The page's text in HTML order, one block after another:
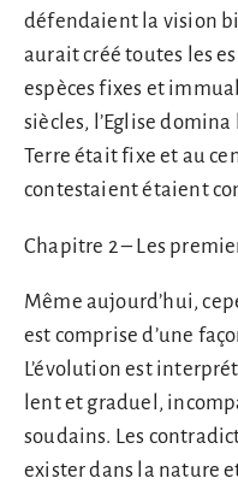
défendaient la vision
aurait créé toutes les
espèces fixes et
siècles, l’Eglise
Terre était fixe et au
contestaient étaient
Chapitre 2 – Les
Même aujourd’hui,
est comprise d’une
L’évolution est
lent et graduel,
soudains. Les
exister dans la nature